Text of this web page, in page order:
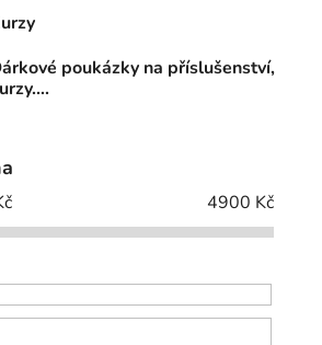
poukázky na příslušenství,
4900 Kč